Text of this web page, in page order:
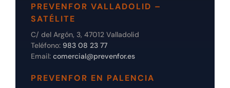
PREVENFOR VALLADOLID –
SATÉLITE
C/ del Argón, 3, 47012 Valladolid
Teléfono: 983 08 23 77
Email: comercial@prevenfor.es
PREVENFOR EN PALENCIA